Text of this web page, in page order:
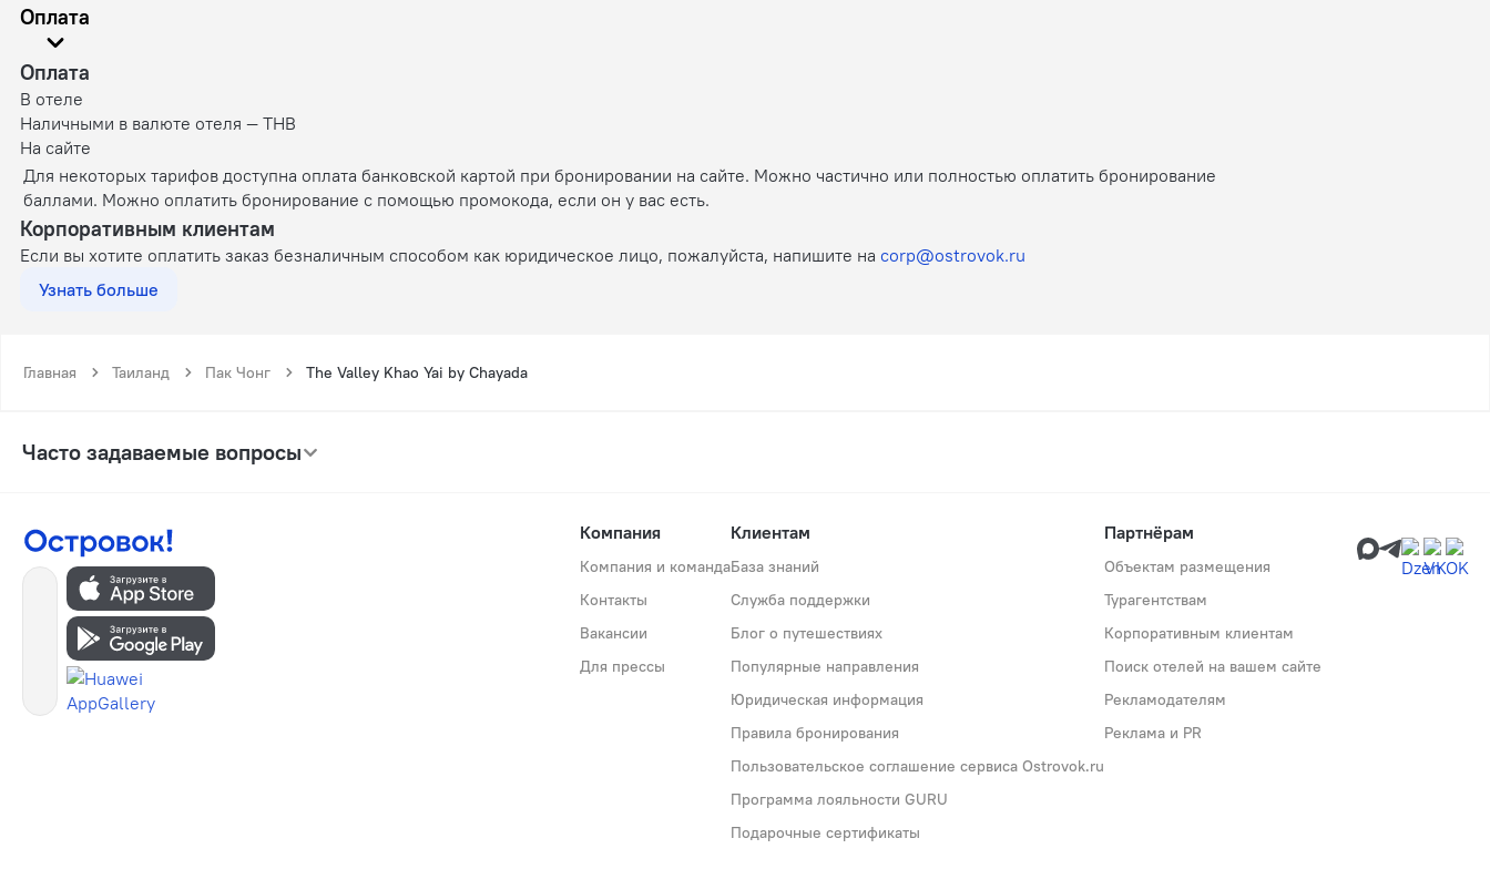
Оплата
Оплата
В отеле
Наличными в валюте отеля — THB
На сайте
Для некоторых тарифов доступна оплата банковской картой при бронировании на сайте. Можно частично или полностью оплатить бронирование
баллами. Можно оплатить бронирование с помощью промокода, если он у вас есть.
Корпоративным клиентам
Если вы хотите оплатить заказ безналичным способом как юридическое лицо, пожалуйста, напишите на corp@ostrovok.ru
Узнать больше
Главная Таиланд Пак Чонг The Valley Khao Yai by Chayada
Часто задаваемые вопросы
Компания
Компания и команда
Контакты
Вакансии
Для прессы
Клиентам
База знаний
Служба поддержки
Блог о путешествиях
Популярные направления
Юридическая информация
Правила бронирования
Пользовательское соглашение сервиса Ostrovok.ru
Программа лояльности GURU
Подарочные сертификаты
Партнёрам
Объектам размещения
Турагентствам
Корпоративным клиентам
Поиск отелей на вашем сайте
Рекламодателям
Реклама и PR